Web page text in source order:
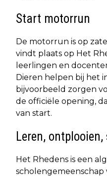
Start motorrun
De motorrun is op
vindt plaats op Het
leerlingen en
Dieren helpen bij het
bijvoorbeeld zorgen
de officiële opening,
van start.
Leren,
Het Rhedens is een
scholengemeenschap